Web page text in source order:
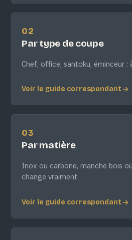
02
Par type de coupe
Chef, office, santoku, éminceur :
Voir le guide correspondant
03
Par matière
Inox ou carbone, manche bois
change vraiment.
Voir le guide correspondant